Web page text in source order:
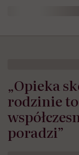
„Opieka
rodzinie to
poradzi”